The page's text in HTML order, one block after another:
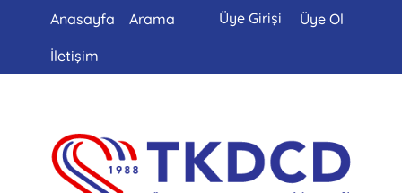
Anasayfa Arama Üye Girişi Üye Ol
İletişim